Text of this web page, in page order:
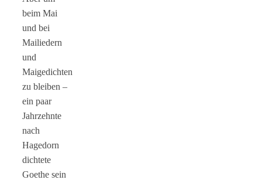
beim Mai
und bei
Mailiedern
und
Maigedichten
zu bleiben –
ein paar
Jahrzehnte
nach
Hagedorn
dichtete
Goethe sein